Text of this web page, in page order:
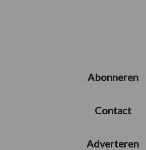
Abonneren
Contact
Adverteren